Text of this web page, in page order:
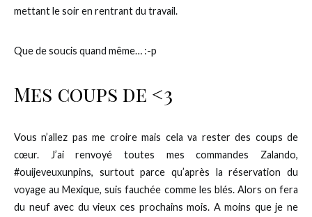
mettant le soir en rentrant du travail.
Que de soucis quand même… :-p
Mes coups de <3
Vous n’allez pas me croire mais cela va rester des coups de
cœur. J’ai renvoyé toutes mes commandes Zalando,
#ouijeveuxunpins, surtout parce qu’après la réservation du
voyage au Mexique, suis fauchée comme les blés. Alors on fera
du neuf avec du vieux ces prochains mois. A moins que je ne